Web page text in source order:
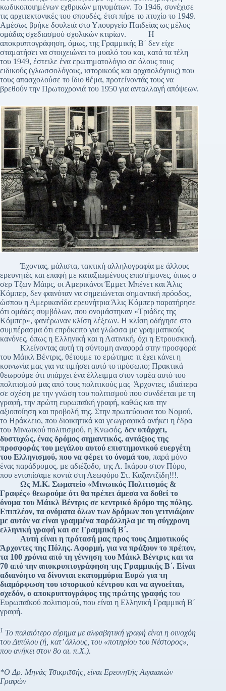
κωδικοποιημένων εχθρικών μηνυμάτων. Το 1946, συνέχισε
τις αρχιτεκτονικές του σπουδές, έτσι πήρε το πτυχίο το 1949.
Αμέσως βρήκε δουλειά στο Υπουργείο Παιδείας ως μέλος
ομάδας σχεδιασμού σχολικών κτιρίων. Η
αποκρυπτογράφηση, όμως, της Γραμμικής Β΄ δεν είχε
σταματήσει να στοιχειώνει το μυαλό του και, κατά τα τέλη
του 1949, έστειλε ένα ερωτηματολόγιο σε όλους τους
ειδικούς (γλωσσολόγους, ιστορικούς και αρχαιολόγους) που
τους απασχολούσε το ίδιο θέμα, προτείνοντάς τους να
βρεθούν την Πρωτοχρονιά του 1950 για ανταλλαγή απόψεων.
Έχοντας, μάλιστα, τακτική αλληλογραφία με άλλους
ερευνητές και επαφή με καταξιωμένους επιστήμονες, όπως ο
σερ Τζων Μάιρς, οι Αμερικάνοι Έμμετ Μπένετ και Άλις
Κόμπερ, δεν φαινόταν να σημειώνεται σημαντική πρόοδος,
ώσπου η Αμερικανίδα ερευνήτρια Άλις Κόμπερ παρατήρησε
ότι ομάδες συμβόλων, που ονομάστηκαν «Τριάδες της
Κόμπερ», φανέρωναν κλίση λέξεων. Η κλίση οδήγησε στο
συμπέρασμα ότι επρόκειτο για γλώσσα με γραμματικούς
κανόνες, όπως η Ελληνική και η Λατινική, όχι η Ετρουσκική.
Κλείνοντας αυτή τη σύντομη αναφορά στην προσφορά
του Μάικλ Βέντρις, θέτουμε το ερώτημα: τι έχει κάνει η
κοινωνία μας για να τιμήσει αυτό το πρόσωπο; Πρακτικά
θεωρούμε ότι υπάρχει ένα έλλειμμα στον τομέα αυτό του
πολιτισμού μας από τους πολιτικούς μας Άρχοντες, ιδιαίτερα
σε σχέση με την γνώση του πολιτισμού που συνδέεται με τη
γραφή, την πρώτη ευρωπαϊκή γραφή, καθώς και την
αξιοποίηση και προβολή της. Στην πρωτεύουσα του Νομού,
το Ηράκλειο, που διοικητικά και γεωγραφικά ανήκει η έδρα
του Μινωικού πολιτισμού, η Κνωσός, δεν υπάρχει,
δυστυχώς, ένας δρόμος σημαντικός, αντάξιος της
προσφοράς του μεγάλου αυτού επιστημονικού ευεργέτη
του Ελληνισμού, που να φέρει το όνομά του, παρά μόνο
ένας παράδρομος, με αδιέξοδο, της Λ. Ικάρου στον Πόρο,
που εντοπίσαμε κοντά στη Λεωφόρο Στ. Καζαντζίδη!!!.
Ως Μ.Κ. Σωματείο «Μινωικός Πολιτισμός &
Γραφές» θεωρούμε ότι θα πρέπει άμεσα να δοθεί το
όνομα του Μάικλ Βέντρις σε κεντρικό δρόμο της πόλης.
Επιπλέον, τα ονόματα όλων των δρόμων που γειτνιάζουν
με αυτόν να είναι γραμμένα παράλληλα με τη σύγχρονη
ελληνική γραφή και σε Γραμμική Β΄.
Αυτή είναι η πρότασή μας προς τους Δημοτικούς
Άρχοντες της Πόλης. Αφορμή, για να πράξουν το πρέπον,
τα 100 χρόνια από τη γέννηση του Μάικλ Βέντρις και τα
70 από την αποκρυπτογράφηση της Γραμμικής Β΄. Είναι
αδιανόητο να δίνονται εκατομμύρια Ευρώ για τη
διαμόρφωση του ιστορικού κέντρου και να αγνοείται,
σχεδόν, ο αποκρυπτογράφος της πρώτης γραφής του
Ευρωπαϊκού πολιτισμού, που είναι η Ελληνική Γραμμική Β΄
γραφή.
1 Το παλαιότερο εύρημα με αλφαβητική γραφή είναι η οινοχόη
του Διπύλου (ή, κατ’ άλλους, του «ποτηρίου του Νέστορος»,
που ανήκει στον 8ο αι. π.Χ.).
*Ο Δρ. Μηνάς Τσικριτσής, είναι Ερευνητής Αιγαιακών
Γραφών